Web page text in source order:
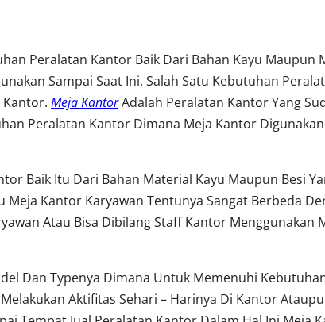
Peralatan Kantor Baik Dari Bahan Kayu Maupun
Sampai Saat Ini. Salah Satu Kebutuhan
Kantor. Meja KantorAdalah Peralatan Kantor Yang
Peralatan Kantor Dimana Meja Kantor
Baik Itu Dari Bahan Material Kayu Maupun Besi
Meja Kantor Karyawan Tentunya Sangat Berbeda
Atau Bisa Dibilang Staff Kantor Menggunakan
Dan Typenya Dimana Untuk Memenuhi
Aktifitas Sehari – Harinya Di Kantor